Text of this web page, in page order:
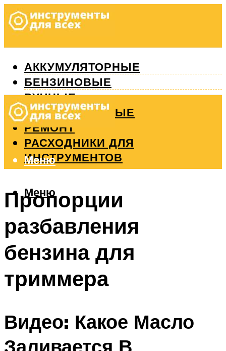
АККУМУЛЯТОРНЫЕ
БЕНЗИНОВЫЕ
РУЧНЫЕ
ИЗМЕРИТЕЛЬНЫЕ
РЕМОНТ
РАСХОДНИКИ ДЛЯ
ИНСТРУМЕНТОВ
Меню
Меню
Пропорции
разбавления
бензина для
триммера
Видео: Какое Масло